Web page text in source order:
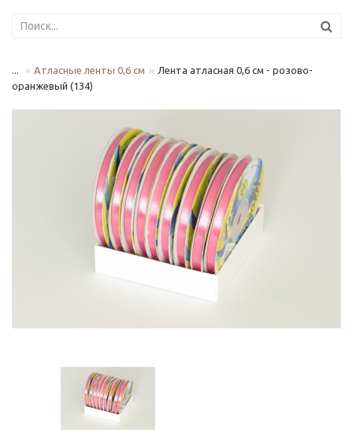
... Атласные ленты 0,6 см
Лента атласная 0,6 см - розово-
оранжевый (134)